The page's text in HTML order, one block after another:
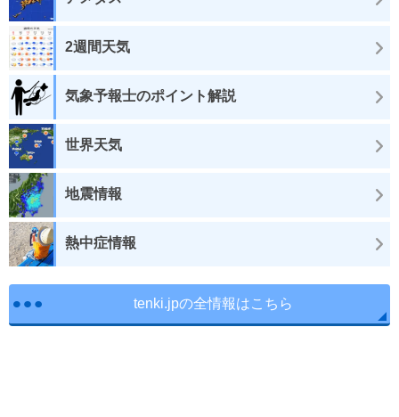
2週間天気
気象予報士のポイント解説
世界天気
地震情報
熱中症情報
tenki.jpの全情報はこちら